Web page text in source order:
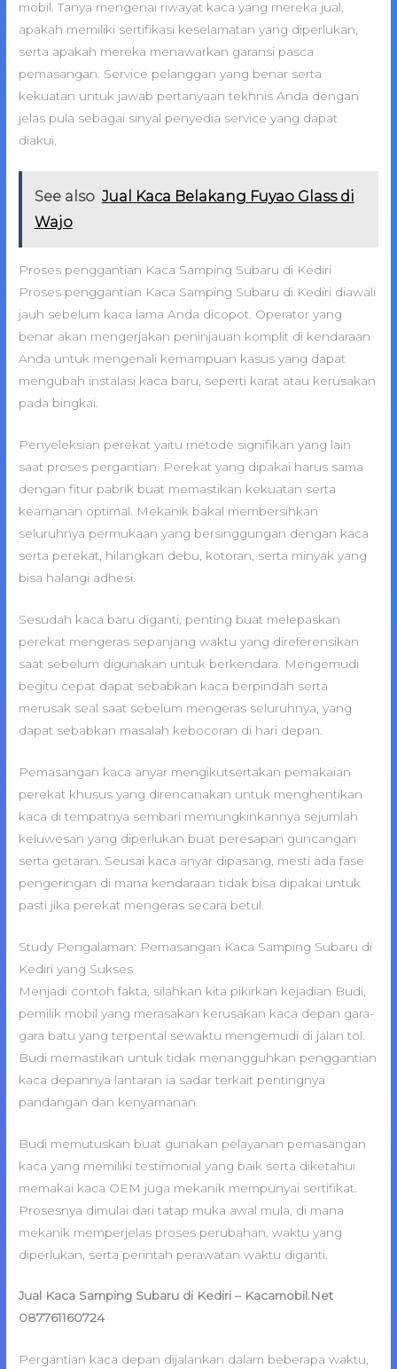
mobil. Tanya mengenai riwayat kaca yang mereka jual,
apakah memiliki sertifikasi keselamatan yang diperlukan,
serta apakah mereka menawarkan garansi pasca
pemasangan. Service pelanggan yang benar serta
kekuatan untuk jawab pertanyaan tekhnis Anda dengan
jelas pula sebagai sinyal penyedia service yang dapat
diakui.
See also Jual Kaca Belakang Fuyao Glass di
Wajo
Proses penggantian Kaca Samping Subaru di Kediri
Proses penggantian Kaca Samping Subaru di Kediri diawali
jauh sebelum kaca lama Anda dicopot. Operator yang
benar akan mengerjakan peninjauan komplit di kendaraan
Anda untuk mengenali kemampuan kasus yang dapat
mengubah instalasi kaca baru, seperti karat atau kerusakan
pada bingkai.
Penyeleksian perekat yaitu metode signifikan yang lain
saat proses pergantian. Perekat yang dipakai harus sama
dengan fitur pabrik buat memastikan kekuatan serta
keamanan optimal. Mekanik bakal membersihkan
seluruhnya permukaan yang bersinggungan dengan kaca
serta perekat, hilangkan debu, kotoran, serta minyak yang
bisa halangi adhesi.
Sesudah kaca baru diganti, penting buat melepaskan
perekat mengeras sepanjang waktu yang direferensikan
saat sebelum digunakan untuk berkendara. Mengemudi
begitu cepat dapat sebabkan kaca berpindah serta
merusak seal saat sebelum mengeras seluruhnya, yang
dapat sebabkan masalah kebocoran di hari depan.
Pemasangan kaca anyar mengikutsertakan pemakaian
perekat khusus yang direncanakan untuk menghentikan
kaca di tempatnya sembari memungkinkannya sejumlah
keluwesan yang diperlukan buat peresapan guncangan
serta getaran. Seusai kaca anyar dipasang, mesti ada fase
pengeringan di mana kendaraan tidak bisa dipakai untuk
pasti jika perekat mengeras secara betul.
Study Pengalaman: Pemasangan Kaca Samping Subaru di
Kediri yang Sukses
Menjadi contoh fakta, silahkan kita pikirkan kejadian Budi,
pemilik mobil yang merasakan kerusakan kaca depan gara-
gara batu yang terpental sewaktu mengemudi di jalan tol.
Budi memastikan untuk tidak menangguhkan penggantian
kaca depannya lantaran ia sadar terkait pentingnya
pandangan dan kenyamanan.
Budi memutuskan buat gunakan pelayanan pemasangan
kaca yang memiliki testimonial yang baik serta diketahui
memakai kaca OEM juga mekanik mempunyai sertifikat.
Prosesnya dimulai dari tatap muka awal mula, di mana
mekanik memperjelas proses perubahan, waktu yang
diperlukan, serta perintah perawatan waktu diganti.
Jual Kaca Samping Subaru di Kediri – Kacamobil.Net
087761160724
Pergantian kaca depan dijalankan dalam beberapa waktu,